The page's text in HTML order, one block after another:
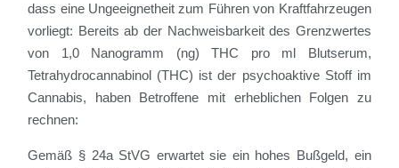
dass eine Ungeeignetheit zum Führen von Kraftfahrzeugen
vorliegt: Bereits ab der Nachweisbarkeit des Grenzwertes
von 1,0 Nanogramm (ng) THC pro ml Blutserum,
Tetrahydrocannabinol (THC) ist der psychoaktive Stoff im
Cannabis, haben Betroffene mit erheblichen Folgen zu
rechnen:
Gemäß § 24a StVG erwartet sie ein hohes Bußgeld, ein